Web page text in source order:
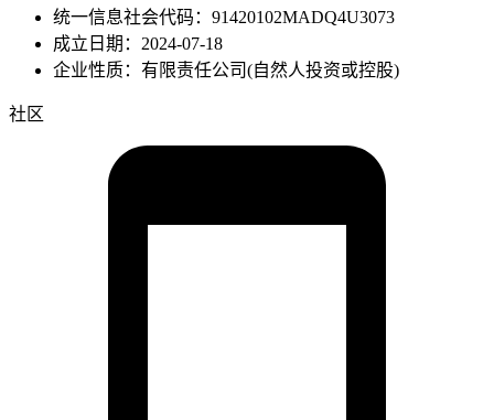
统一信息社会代码：91420102MADQ4U3073
成立日期：2024-07-18
企业性质：有限责任公司(自然人投资或控股)
社区